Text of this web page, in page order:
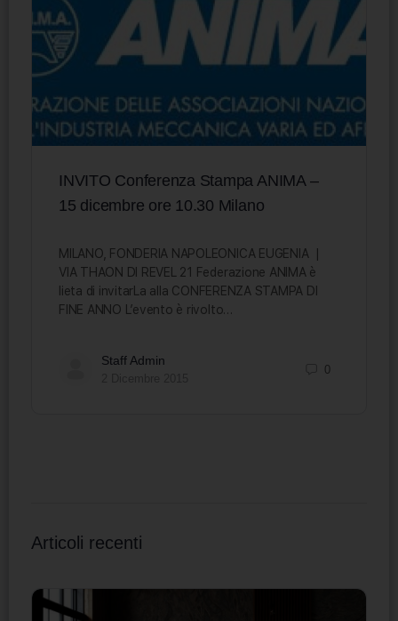
INVITO Conferenza Stampa ANIMA –
15 dicembre ore 10.30 Milano
MILANO, FONDERIA NAPOLEONICA EUGENIA |
VIA THAON DI REVEL 21 Federazione ANIMA è
lieta di invitarLa alla CONFERENZA STAMPA DI
FINE ANNO L’evento è rivolto…
Staff Admin
0
Articoli recenti